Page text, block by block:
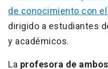
de conocimiento con
dirigido a estudiantes
y académicos.
La profesora de